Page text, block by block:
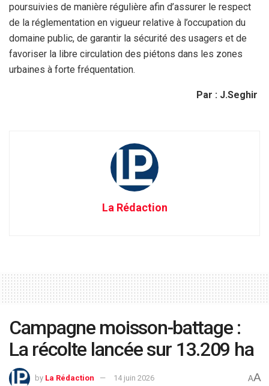
poursuivies de manière régulière afin d’assurer le respect
de la réglementation en vigueur relative à l’occupation du
domaine public, de garantir la sécurité des usagers et de
favoriser la libre circulation des piétons dans les zones
urbaines à forte fréquentation.
Par : J.Seghir
La Rédaction
Campagne moisson-battage :
La récolte lancée sur 13.209 ha
by La Rédaction 14 juin 2026 AA